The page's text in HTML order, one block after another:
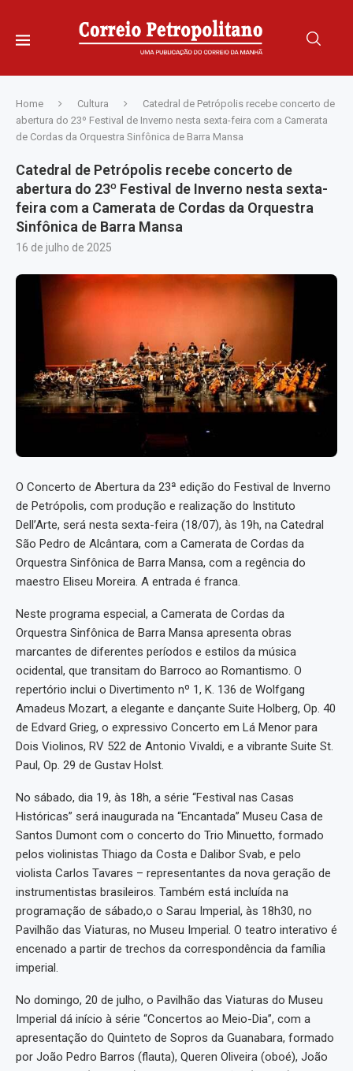
Home Cultura
Catedral de Petrópolis recebe concerto de
abertura do 23º Festival de Inverno nesta sexta-feira com a Camerata
de Cordas da Orquestra Sinfônica de Barra Mansa
Catedral de Petrópolis recebe concerto de
abertura do 23º Festival de Inverno nesta sexta-
feira com a Camerata de Cordas da Orquestra
Sinfônica de Barra Mansa
16 de julho de 2025
O Concerto de Abertura da 23ª edição do Festival de Inverno
de Petrópolis, com produção e realização do Instituto
Dell’Arte, será nesta sexta-feira (18/07), às 19h, na Catedral
São Pedro de Alcântara, com a Camerata de Cordas da
Orquestra Sinfônica de Barra Mansa, com a regência do
maestro Eliseu Moreira. A entrada é franca.
Neste programa especial, a Camerata de Cordas da
Orquestra Sinfônica de Barra Mansa apresenta obras
marcantes de diferentes períodos e estilos da música
ocidental, que transitam do Barroco ao Romantismo. O
repertório inclui o Divertimento nº 1, K. 136 de Wolfgang
Amadeus Mozart, a elegante e dançante Suite Holberg, Op. 40
de Edvard Grieg, o expressivo Concerto em Lá Menor para
Dois Violinos, RV 522 de Antonio Vivaldi, e a vibrante Suite St.
Paul, Op. 29 de Gustav Holst.
No sábado, dia 19, às 18h, a série “Festival nas Casas
Históricas” será inaugurada na “Encantada” Museu Casa de
Santos Dumont com o concerto do Trio Minuetto, formado
pelos violinistas Thiago da Costa e Dalibor Svab, e pelo
violista Carlos Tavares – representantes da nova geração de
instrumentistas brasileiros. Também está incluída na
programação de sábado,o o Sarau Imperial, às 18h30, no
Pavilhão das Viaturas, no Museu Imperial. O teatro interativo é
encenado a partir de trechos da correspondência da família
imperial.
No domingo, 20 de julho, o Pavilhão das Viaturas do Museu
Imperial dá início à série “Concertos ao Meio-Dia”, com a
apresentação do Quinteto de Sopros da Guanabara, formado
por João Pedro Barros (flauta), Queren Oliveira (oboé), João